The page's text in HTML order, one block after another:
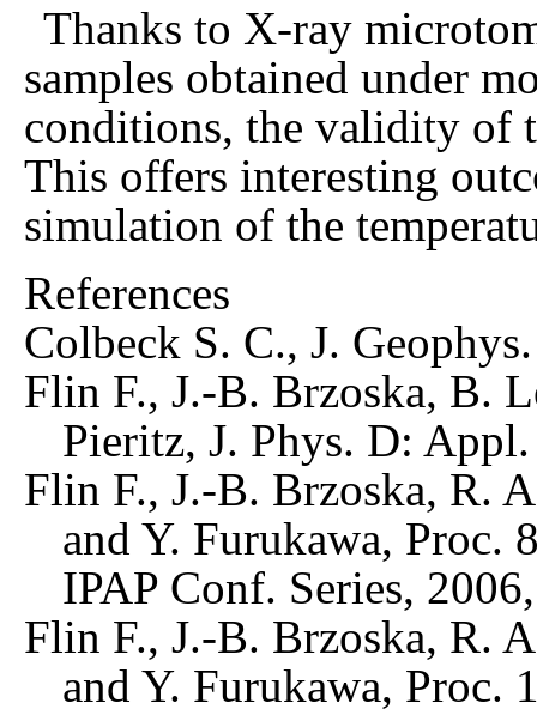
Thanks to X-ray
samples obtained under
conditions, the validity of
This offers interesting
simulation of the
References
Colbeck S. C., J.
Flin F., J.-B. Brzoska, B.
Pieritz, J. Phys. D:
Flin F., J.-B. Brzoska, R.
and Y. Furukawa,
IPAP Conf. Series,
Flin F., J.-B. Brzoska, R.
and Y. Furukawa, Proc.